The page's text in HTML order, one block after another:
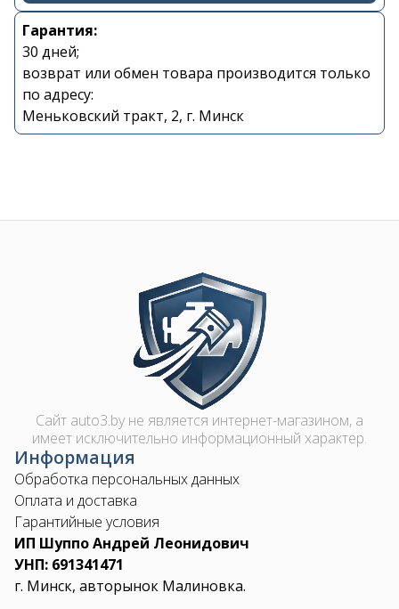
Гарантия:
30 дней;
возврат или обмен товара производится только
по адресу:
Меньковский тракт, 2, г. Минск
shupik21@bk.ru
Image
Сайт auto3.by не является интернет-магазином, а
имеет исключительно информационный характер.
Информация
Обработка персональных данных
Оплата и доставка
Гарантийные условия
ИП Шуппо Андрей Леонидович
УНП: 691341471
г. Минск, авторынок Малиновка.